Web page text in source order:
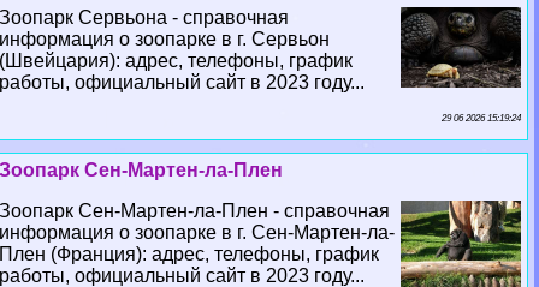
Зоопарк Сервьона - справочная
информация о зоопарке в г. Сервьон
(Швейцария): адрес, телефоны, график
работы, официальный сайт в 2023 году...
29 06 2026 15:19:24
Зоопарк Сен-Мартен-ла-Плен
Зоопарк Сен-Мартен-ла-Плен - справочная
информация о зоопарке в г. Сен-Мартен-ла-
Плен (Франция): адрес, телефоны, график
работы, официальный сайт в 2023 году...